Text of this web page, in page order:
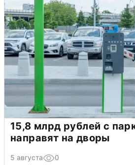
15,8 млрд рублей с
направят на дворы
5 августа 0